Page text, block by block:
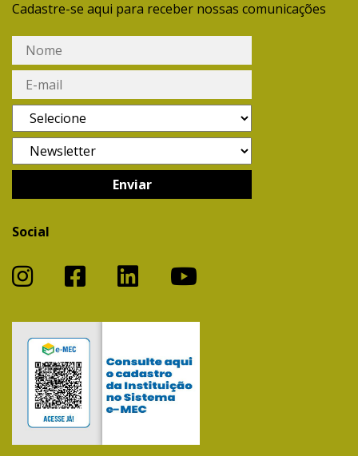
Cadastre-se aqui para receber nossas comunicações
Social